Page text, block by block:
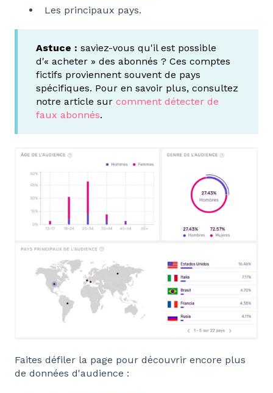
Les principaux pays.
Astuce : saviez-vous qu'il est possible
d'« acheter » des abonnés ? Ces comptes
fictifs proviennent souvent de pays
spécifiques. Pour en savoir plus, consultez
notre article sur comment détecter de
faux abonnés.
Faites défiler la page pour découvrir encore plus
de données d'audience :